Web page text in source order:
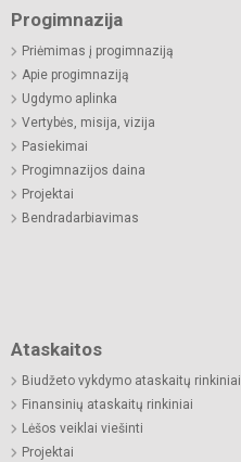
Progimnazija
Priėmimas į progimnaziją
Apie progimnaziją
Ugdymo aplinka
Vertybės, misija, vizija
Pasiekimai
Progimnazijos daina
Projektai
Bendradarbiavimas
Ataskaitos
Biudžeto vykdymo ataskaitų rinkiniai
Finansinių ataskaitų rinkiniai
Lėšos veiklai viešinti
Projektai